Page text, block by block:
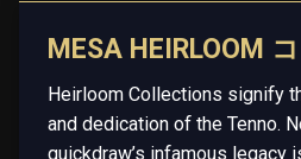
MESA HEIRLOOM
Heirloom Collections signify
and dedication of the Tenno.
quickdraw’s infamous legacy